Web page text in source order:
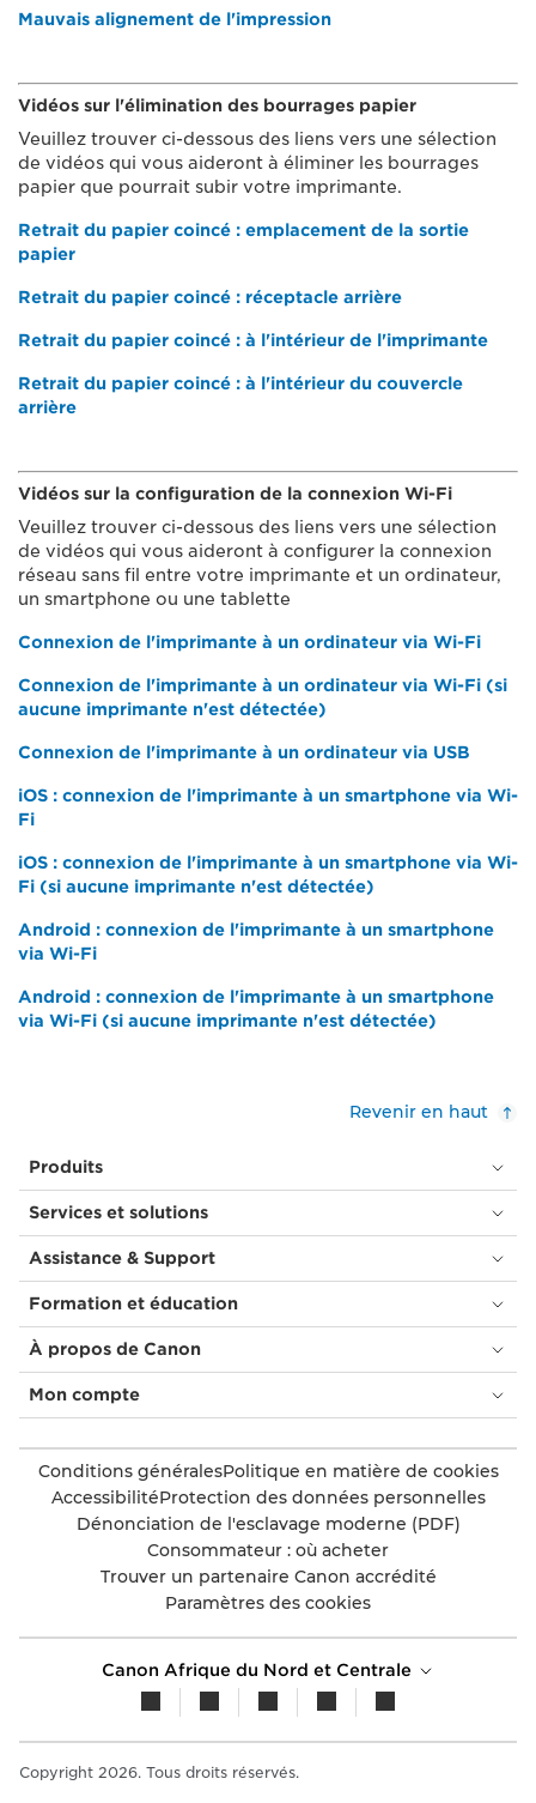
Mauvais alignement de l'impression
Vidéos sur l'élimination des bourrages papier
Veuillez trouver ci-dessous des liens vers une sélection
de vidéos qui vous aideront à éliminer les bourrages
papier que pourrait subir votre imprimante.
Retrait du papier coincé : emplacement de la sortie
papier
Retrait du papier coincé : réceptacle arrière
Retrait du papier coincé : à l'intérieur de l'imprimante
Retrait du papier coincé : à l'intérieur du couvercle
arrière
Vidéos sur la configuration de la connexion Wi-Fi
Veuillez trouver ci-dessous des liens vers une sélection
de vidéos qui vous aideront à configurer la connexion
réseau sans fil entre votre imprimante et un ordinateur,
un smartphone ou une tablette
Connexion de l'imprimante à un ordinateur via Wi-Fi
Connexion de l'imprimante à un ordinateur via Wi-Fi (si
aucune imprimante n'est détectée)
Connexion de l'imprimante à un ordinateur via USB
iOS : connexion de l'imprimante à un smartphone via Wi-
Fi
iOS : connexion de l'imprimante à un smartphone via Wi-
Fi (si aucune imprimante n'est détectée)
Android : connexion de l'imprimante à un smartphone
via Wi-Fi
Android : connexion de l'imprimante à un smartphone
via Wi-Fi (si aucune imprimante n'est détectée)
Revenir en haut
Produits
Services et solutions
Assistance & Support
Formation et éducation
À propos de Canon
Mon compte
Conditions généralesPolitique en matière de cookies
AccessibilitéProtection des données personnelles
Dénonciation de l'esclavage moderne (PDF)
Consommateur : où acheter
Trouver un partenaire Canon accrédité
Paramètres des cookies
Canon Afrique du Nord et Centrale
Copyright 2026. Tous droits réservés.